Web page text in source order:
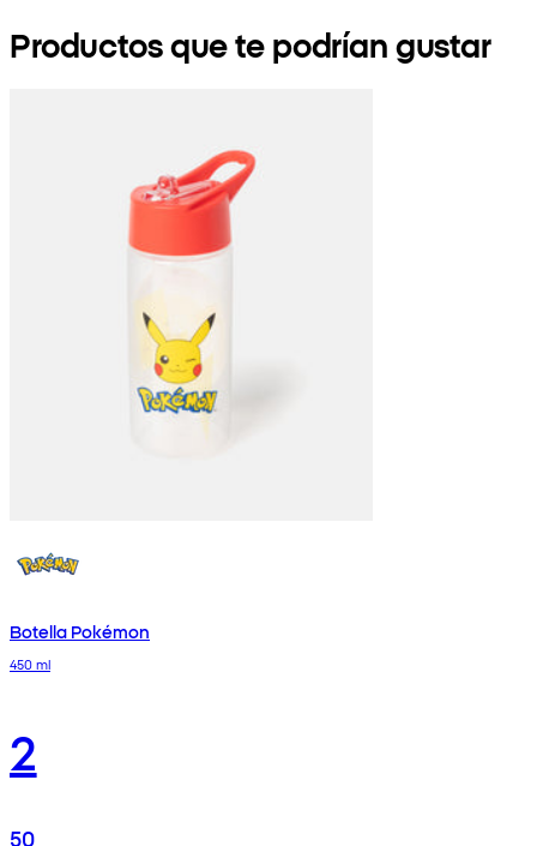
Productos que te podrían gustar
Botella Pokémon
450 ml
2
50